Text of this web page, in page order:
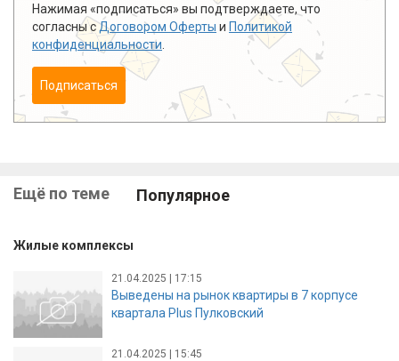
Нажимая «подписаться» вы подтверждаете, что
согласны сДоговором Оферты и Политикой
конфиденциальности
Подписаться
Ещё по теме Популярное
Жилые комплексы
21.04.2025 | 17:15
Выведены на рынок квартиры в 7 корпусе
квартала Plus Пулковский
21.04.2025 | 15:45